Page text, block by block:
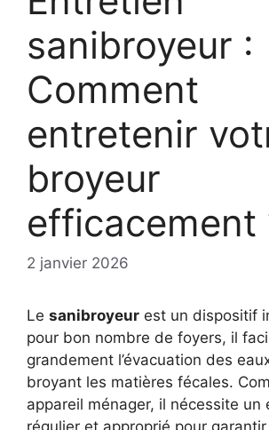
sanibroyeur :
Comment
entretenir
broyeur
efficacement
2 janvier 2026
Le sanibroyeur est un dispositif
pour bon nombre de foyers, il
grandement l’évacuation des
broyant les matières fécales.
appareil ménager, il nécessite un